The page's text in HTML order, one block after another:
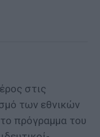
στις
των εθνικών
πρόγραμμα του